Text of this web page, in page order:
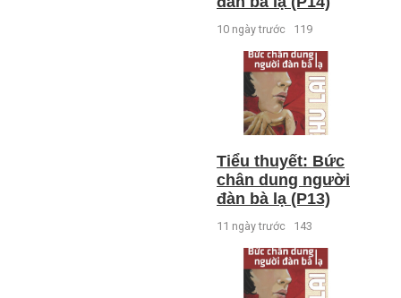
10 ngày trước 119
Tiểu thuyết: Bức
chân dung người
đàn bà lạ (P13)
11 ngày trước 143